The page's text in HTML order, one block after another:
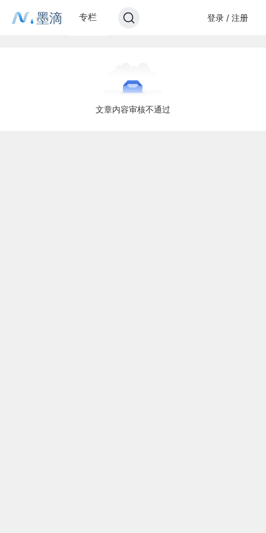
墨滴 专栏 登录 / 注册
文章内容审核不通过